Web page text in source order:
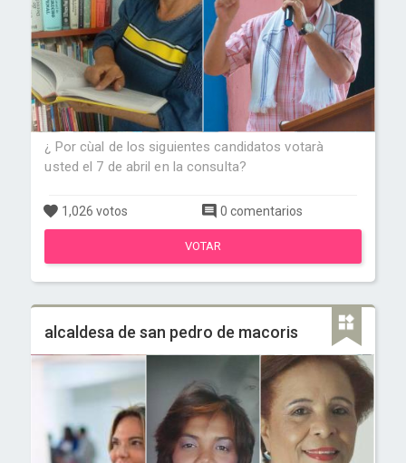
¿ Por cùal de los siguientes candidatos votarà
usted el 7 de abril en la consulta?
1,026 votos 0 comentarios
VOTAR
alcaldesa de san pedro de macoris